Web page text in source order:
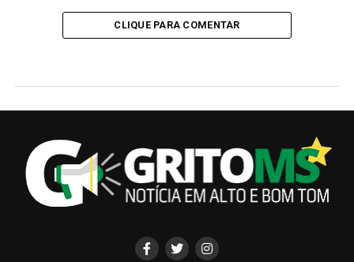
CLIQUE PARA COMENTAR